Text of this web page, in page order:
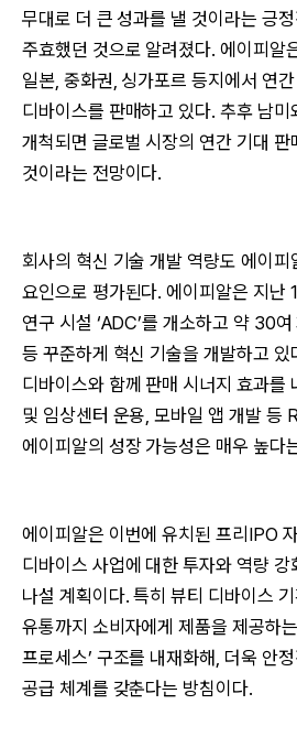
무대로 더 큰 성과를 낼 것이라는 긍
주효했던 것으로 알려졌다. 에이피알
일본, 중화권, 싱가포르 등지에서 연
디바이스를 판매하고 있다. 추후 남미
개척되면 글로벌 시장의 연간 기대 판
것이라는 전망이다.
회사의 혁신 기술 개발 역량도 에이피
요인으로 평가된다. 에이피알은 지난
연구 시설 ‘ADC’를 개소하고 약 30
등 꾸준하게 혁신 기술을 개발하고 있
디바이스와 함께 판매 시너지 효과를
및 임상센터 운용, 모바일 앱 개발 등
에이피알의 성장 가능성은 매우 높다
에이피알은 이번에 유치된 프리IPO
디바이스 사업에 대한 투자와 역량
나설 계획이다. 특히 뷰티 디바이스
유통까지 소비자에게 제품을 제공하
프로세스’ 구조를 내재화해, 더욱 안
공급 체계를 갖춘다는 방침이다.